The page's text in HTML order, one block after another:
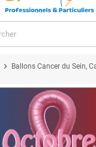
chevron_right Ballons Cancer du Sein,